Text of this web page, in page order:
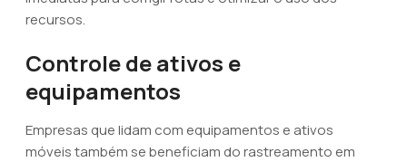
recursos.
Controle de ativos e
equipamentos
Empresas que lidam com equipamentos e ativos
móveis também se beneficiam do rastreamento em